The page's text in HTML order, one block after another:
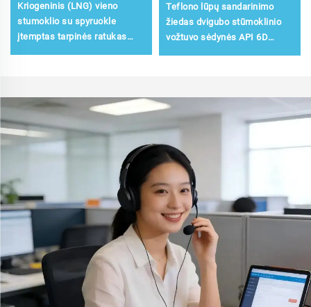
Kriogeninis (LNG) vieno
stumoklio su spyruokle
įtemptas tarpinės ratukas
Teflono lūpų sandarinimo
žiedas dvigubo stūmoklinio
vožtuvo sėdynės API 6D